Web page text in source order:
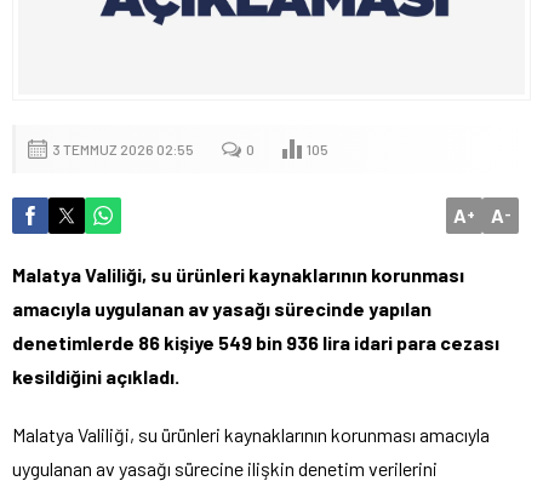
3 TEMMUZ 2026 02:55 0 105
A+ A-
Malatya Valiliği, su ürünleri kaynaklarının korunması
amacıyla uygulanan av yasağı sürecinde yapılan
denetimlerde 86 kişiye 549 bin 936 lira idari para cezası
kesildiğini açıkladı.
Malatya Valiliği, su ürünleri kaynaklarının korunması amacıyla
uygulanan av yasağı sürecine ilişkin denetim verilerini